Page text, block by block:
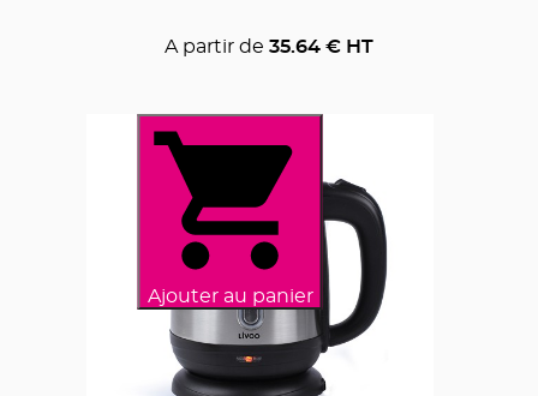
A partir de 35.64 € HT
Ajouter au panier